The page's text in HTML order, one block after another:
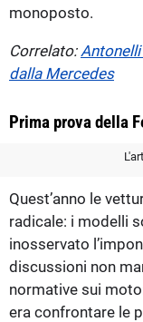
monoposto.
Correlato:
dalla Mercedes
Prima prova della
Quest’anno le
radicale: i modelli
inosservato
discussioni non
normative sui
era confrontare le